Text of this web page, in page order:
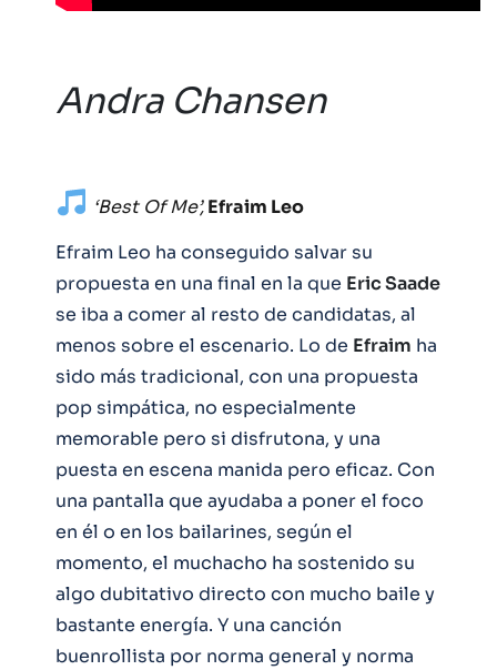
Andra Chansen
‘Best Of Me’,Efraim Leo
Efraim Leo ha conseguido salvar su
propuesta en una final en la que Eric Saade
se iba a comer al resto de candidatas, al
menos sobre el escenario. Lo de Efraim ha
sido más tradicional, con una propuesta
pop simpática, no especialmente
memorable pero si disfrutona, y una
puesta en escena manida pero eficaz. Con
una pantalla que ayudaba a poner el foco
en él o en los bailarines, según el
momento, el muchacho ha sostenido su
algo dubitativo directo con mucho baile y
bastante energía. Y una canción
buenrollista por norma general y norma